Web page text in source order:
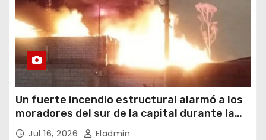
Un fuerte incendio estructural alarmó a los
moradores del sur de la capital durante la
noche del miércoles 15 de julio de 2026
Jul 16, 2026 Eladmin